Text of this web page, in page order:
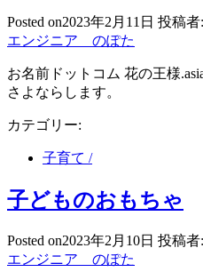
Posted on2023年2月11日 投稿者:
エンジニア のぽた
お名前ドットコム 花の王様
さよならします。
カテゴリー:
子育て /
子どものおもちゃ
Posted on2023年2月10日 投稿者:
エンジニア のぽた